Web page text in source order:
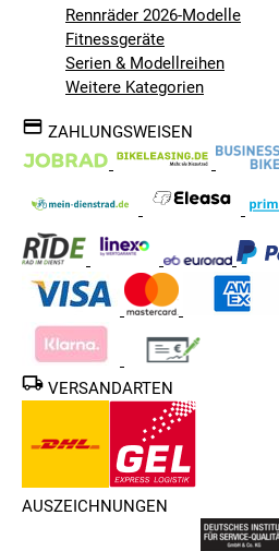
Rennräder 2026-Modelle
Fitnessgeräte
Serien & Modellreihen
Weitere Kategorien
ZAHLUNGSWEISEN
VERSANDARTEN
AUSZEICHNUNGEN